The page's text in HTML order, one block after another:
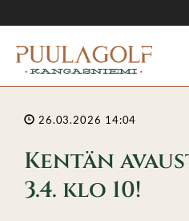
26.03.2026 14:04
Kentän
3.4. klo 10!